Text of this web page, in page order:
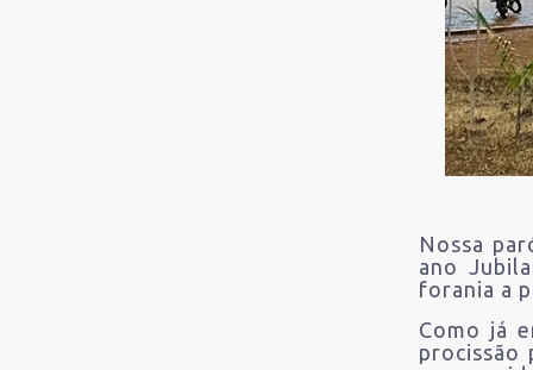
Nossa
ano
forania a
Como já
procissão